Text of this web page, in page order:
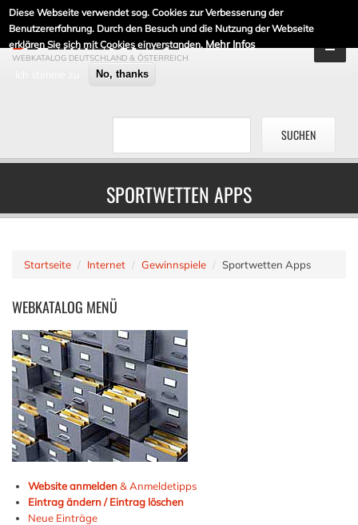
Diese Webseite verwendet sog. Cookies zur Verbesserung der
Benutzererfahrung. Durch den Besuch und die Nutzung der Webseite
erklären Sie sich mit Cookies einverstanden. Mehr Infos
No, thanks
DE-LINKLISTE.DE
WEBKATALOG DEUTSCHLAND & ÖSTERREICH
SPORTWETTEN APPS
Startseite Internet Gewinnspiele Sportwetten Apps
WEBKATALOG MENÜ
Website anmelden& Anmeldetipps
Eintrag ändern / Eintrag löschen
Neue Einträge